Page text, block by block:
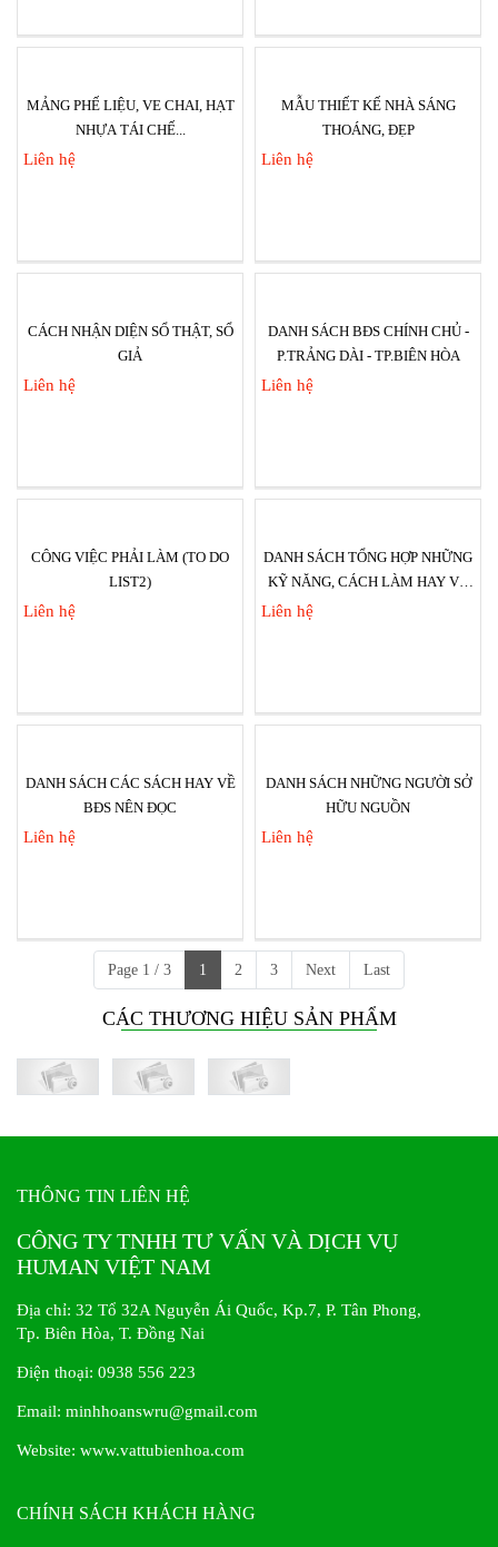
MẢNG PHẾ LIỆU, VE CHAI, HẠT
NHỰA TÁI CHẾ...
Liên hệ
MẪU THIẾT KẾ NHÀ SÁNG
THOÁNG, ĐẸP
Liên hệ
CÁCH NHẬN DIỆN SỔ THẬT, SỔ
GIẢ
Liên hệ
DANH SÁCH BĐS CHÍNH CHỦ -
P.TRẢNG DÀI - TP.BIÊN HÒA
Liên hệ
CÔNG VIỆC PHẢI LÀM (TO DO
LIST2)
Liên hệ
DANH SÁCH TỔNG HỢP NHỮNG
KỸ NĂNG, CÁCH LÀM HAY VỀ
Liên hệ
DANH SÁCH CÁC SÁCH HAY VỀ
BĐS NÊN ĐỌC
Liên hệ
DANH SÁCH NHỮNG NGƯỜI SỞ
HỮU NGUỒN
Liên hệ
Page 1 / 3 1 2 3 Next Last
CÁC THƯƠNG HIỆU SẢN PHẨM
THÔNG TIN LIÊN HỆ
CÔNG TY TNHH TƯ VẤN VÀ DỊCH VỤ
HUMAN VIỆT NAM
Địa chỉ: 32 Tổ 32A Nguyễn Ái Quốc, Kp.7, P. Tân Phong,
Tp. Biên Hòa, T. Đồng Nai
Điện thoại: 0938 556 223
Email: minhhoanswru@gmail.com
Website: www.vattubienhoa.com
CHÍNH SÁCH KHÁCH HÀNG